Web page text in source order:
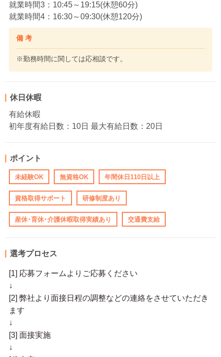
就業時間3：10:45～19:15(休憩60分)
就業時間4：16:30～09:30(休憩120分)
備 考
※勤務時間に関しては応相談です。
休日休暇
有給休暇
初年度有給日数：10日 最大有給日数：20日
ポイント
未経験OK 無資格OK 年間休日110日以上
資格取得サポート 研修制度あり
産休･育休･介護休暇取得実績あり 交通費支給
選考プロセス
[1] 応募フォームよりご応募ください
↓
[2] 弊社より面接日程の調整などの連絡をさせていただき
ます
↓
[3] 面接実施
↓